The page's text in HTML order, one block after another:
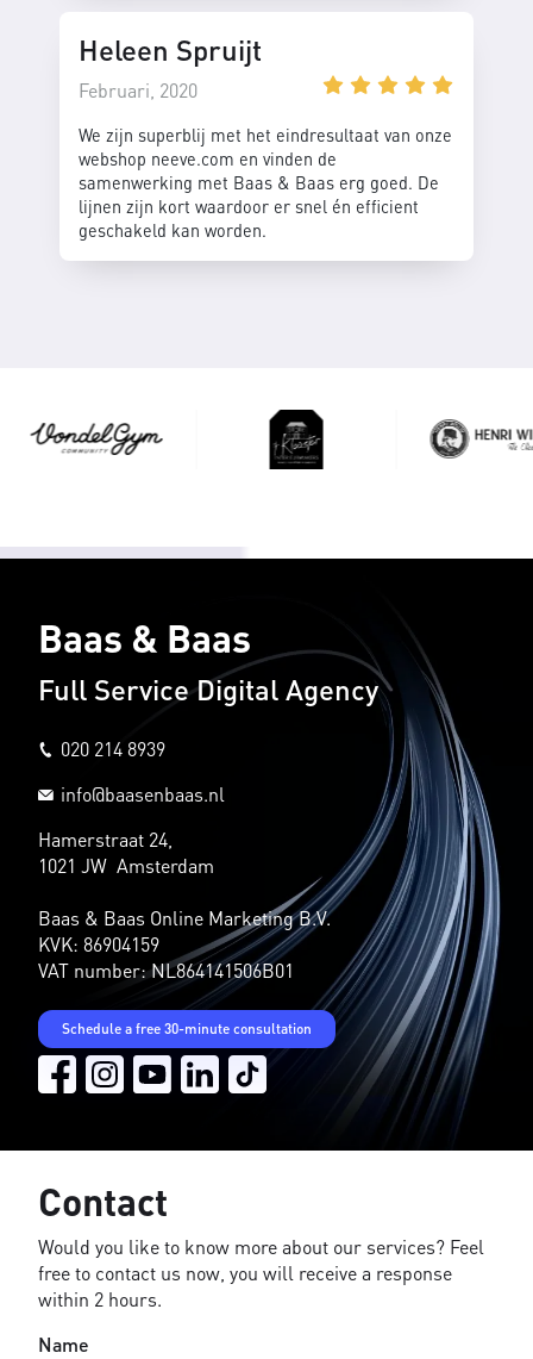
Heleen Spruijt
Februari, 2020
We zijn superblij met het eindresultaat van onze
webshop neeve.com en vinden de
samenwerking met Baas & Baas erg goed. De
lijnen zijn kort waardoor er snel én efficient
geschakeld kan worden.
Baas & Baas
Full Service Digital Agency
020 214 8939
info@baasenbaas.nl
Hamerstraat 24,
1021 JW Amsterdam
Baas & Baas Online Marketing B.V.
KVK: 86904159
VAT number: NL864141506B01
Schedule a free 30-minute consultation
Contact
Would you like to know more about our services? Feel
free to contact us now, you will receive a response
within 2 hours.
Name